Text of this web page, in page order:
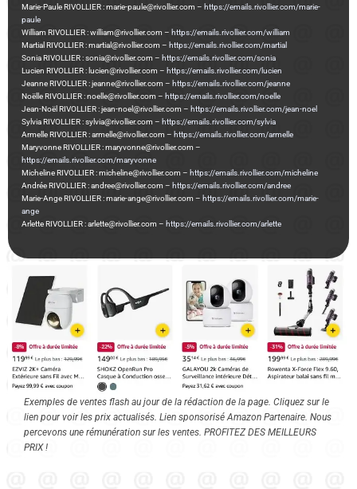
Marie-Paule RIVOLLIER : marie-paule@rivollier.com – https://emails.rivollier.com/marie-
paule
William RIVOLLIER : william@rivollier.com – https://emails.rivollier.com/william
Martial RIVOLLIER : martial@rivollier.com – https://emails.rivollier.com/martial
Sonia RIVOLLIER : sonia@rivollier.com – https://emails.rivollier.com/sonia
Lucien RIVOLLIER : lucien@rivollier.com – https://emails.rivollier.com/lucien
Jeanne RIVOLLIER : jeanne@rivollier.com – https://emails.rivollier.com/jeanne
Noëlle RIVOLLIER : noelle@rivollier.com – https://emails.rivollier.com/noelle
Jean-Noël RIVOLLIER : jean-noel@rivollier.com – https://emails.rivollier.com/jean-noel
Sylvia RIVOLLIER : sylvia@rivollier.com – https://emails.rivollier.com/sylvia
Armelle RIVOLLIER : armelle@rivollier.com – https://emails.rivollier.com/armelle
Maryvonne RIVOLLIER : maryvonne@rivollier.com –
https://emails.rivollier.com/maryvonne
Micheline RIVOLLIER : micheline@rivollier.com – https://emails.rivollier.com/micheline
Andrée RIVOLLIER : andree@rivollier.com – https://emails.rivollier.com/andree
Marie-Ange RIVOLLIER : marie-ange@rivollier.com – https://emails.rivollier.com/marie-
ange
Arlette RIVOLLIER : arlette@rivollier.com – https://emails.rivollier.com/arlette
Exemples de ventes flash au jour de la rédaction de la page. Cliquez sur le
lien pour voir les prix actualisés. Lien sponsorisé Amazon Partenaire. Nous
percevons une rémunération sur les ventes. PROFITEZ DES MEILLEURS
PRIX !